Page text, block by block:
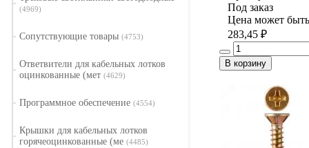
(4969)
Сопутствующие товары (4753)
Ответвители для кабельных лотков
оцинкованные (мет (4629)
Программное обеспечение (4554)
Крышки для кабельных лотков
горячеоцинкованные (ме (4485)
Под заказ
Цена может
283,45 ₽
В корзину